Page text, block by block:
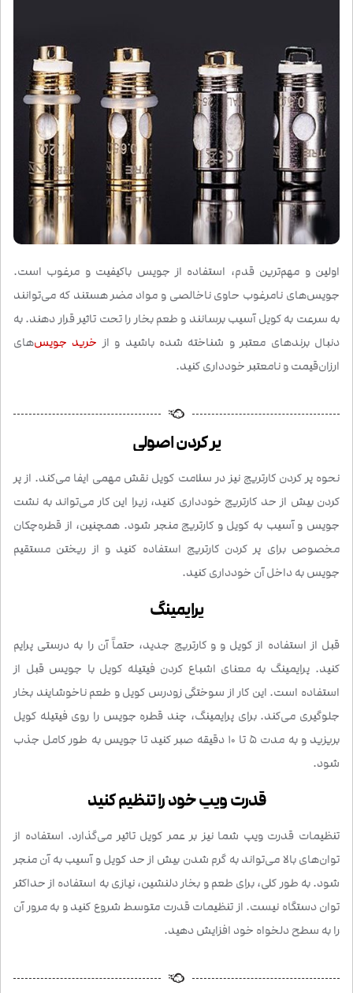
اولین و مهم‌ترین قدم، استفاده از جویس باکیفیت و مرغوب است.
جویس‌های نامرغوب حاوی ناخالصی و مواد مضر هستند که می‌توانند
به سرعت به کویل آسیب برسانند و طعم بخار را تحت تاثیر قرار دهند. به
دنبال برندهای معتبر و شناخته شده باشید و از خرید جویس‌های
ارزان‌قیمت و نامعتبر خودداری کنید.
پر کردن اصولی
نحوه پر کردن کارتریج نیز در سلامت کویل نقش مهمی ایفا می‌کند. از پر
کردن بیش از حد کارتریج خودداری کنید، زیرا این کار می‌تواند به نشت
جویس و آسیب به کویل و کارتریج منجر شود. همچنین، از قطره‌چکان
مخصوص برای پر کردن کارتریج استفاده کنید و از ریختن مستقیم
جویس به داخل آن خودداری کنید.
پرایمینگ
قبل از استفاده از کویل و و کارتریج جدید، حتماً آن را به درستی پرایم
کنید. پرایمینگ به معنای اشباع کردن فیتیله کویل با جویس قبل از
استفاده است. این کار از سوختگی زودرس کویل و طعم ناخوشایند بخار
جلوگیری می‌کند. برای پرایمینگ، چند قطره جویس را روی فیتیله کویل
بریزید و به مدت 5 تا 10 دقیقه صبر کنید تا جویس به طور کامل جذب
شود.
قدرت ویپ خود را تنظیم کنید
تنظیمات قدرت ویپ شما نیز بر عمر کویل تاثیر می‌گذارد. استفاده از
توان‌های بالا می‌تواند به گرم شدن بیش از حد کویل و آسیب به آن منجر
شود. به طور کلی، برای طعم و بخار دلنشین، نیازی به استفاده از حداکثر
توان دستگاه نیست. از تنظیمات قدرت متوسط ​​شروع کنید و به مرور آن
را به سطح دلخواه خود افزایش دهید.